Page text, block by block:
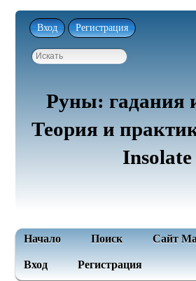
Вход Регистрация
Руны: гадания
Теория и
Insolate
Начало Поиск Сайт
Вход Регистрация